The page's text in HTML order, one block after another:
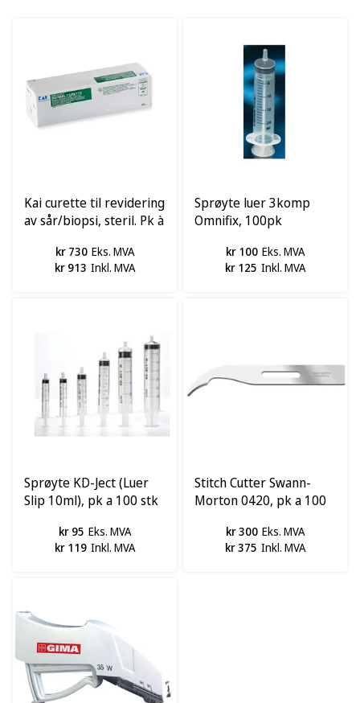
Kai curette til revidering
av sår/biopsi, steril. Pk à
kr 730 Eks. MVA
kr 913 Inkl. MVA
Sprøyte luer 3komp
Omnifix, 100pk
kr 100 Eks. MVA
kr 125 Inkl. MVA
Sprøyte KD-Ject (Luer
Slip 10ml), pk a 100 stk
kr 95 Eks. MVA
kr 119 Inkl. MVA
Stitch Cutter Swann-
Morton 0420, pk a 100
kr 300 Eks. MVA
kr 375 Inkl. MVA